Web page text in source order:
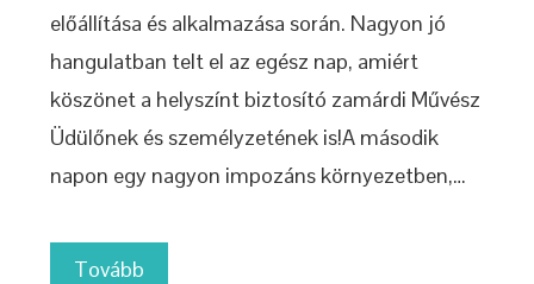
előállítása és alkalmazása során. Nagyon jó
hangulatban telt el az egész nap, amiért
köszönet a helyszínt biztosító zamárdi Művész
Üdülőnek és személyzetének is!A második
napon egy nagyon impozáns környezetben,…
Tovább